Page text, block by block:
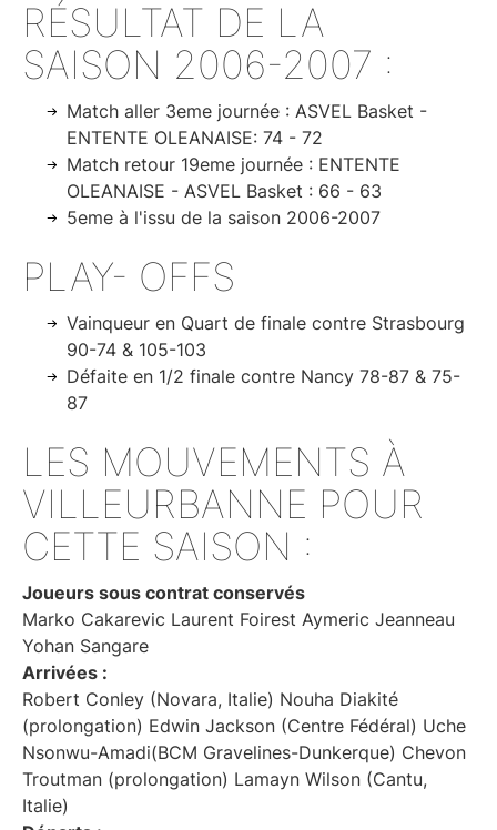
RÉSULTAT DE LA
SAISON 2006-2007 :
Match aller 3eme journée : ASVEL Basket -
ENTENTE OLEANAISE: 74 - 72
Match retour 19eme journée : ENTENTE
OLEANAISE - ASVEL Basket : 66 - 63
5eme à l'issu de la saison 2006-2007
PLAY- OFFS
Vainqueur en Quart de finale contre Strasbourg
90-74 & 105-103
Défaite en 1/2 finale contre Nancy 78-87 & 75-
87
LES MOUVEMENTS À
VILLEURBANNE POUR
CETTE SAISON :
Joueurs sous contrat conservés
Marko Cakarevic Laurent Foirest Aymeric Jeanneau
Yohan Sangare
Arrivées :
Robert Conley (Novara, Italie) Nouha Diakité
(prolongation) Edwin Jackson (Centre Fédéral) Uche
Nsonwu-Amadi(BCM Gravelines-Dunkerque) Chevon
Troutman (prolongation) Lamayn Wilson (Cantu,
Italie)